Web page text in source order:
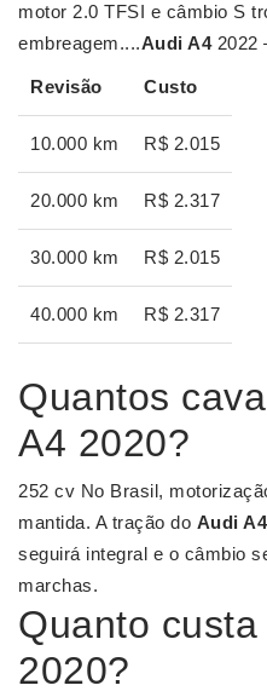
motor 2.0 TFSI e câmbio S
embreagem....Audi A42022
Revisão Custo
10.000 km R$ 2.015
20.000 km R$ 2.317
30.000 km R$ 2.015
40.000 km R$ 2.317
Quantos
A4 2020?
252 cv No Brasil,
mantida. A tração do Audi
seguirá integral e o câmbio
marchas.
Quanto custa
2020?